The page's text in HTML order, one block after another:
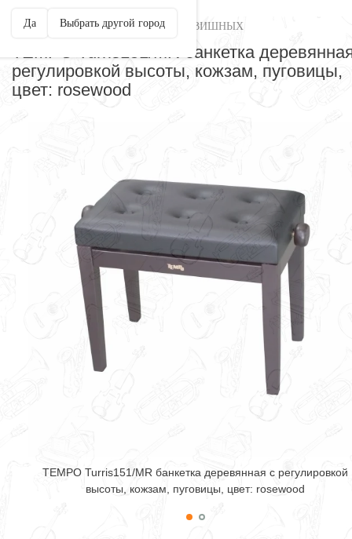
Да Выбрать другой город
БАНКЕТКИ И СТУЛЬЯ ДЛЯ КЛАВИШНЫХ
TEMPO Turris151/MR банкетка
регулировкой высоты, кожзам, пуговицы,
цвет: rosewood
TEMPO Turris151/MR банкетка деревянная с регулировкой
высоты, кожзам, пуговицы, цвет: rosewood